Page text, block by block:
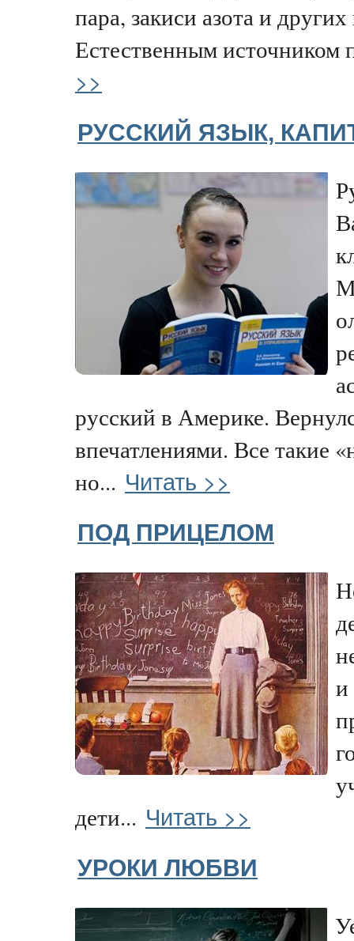
пара, закиси азота и
Естественным источником
>>
РУССКИЙ ЯЗЫК,
русский в Америке.
впечатлениями. Все такие
но... Читать >>
ПОД ПРИЦЕЛОМ
и
дети... Читать >>
УРОКИ ЛЮБВИ